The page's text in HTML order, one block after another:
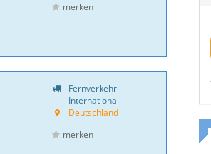
merken
Fernverkehr
International
Deutschland
merken